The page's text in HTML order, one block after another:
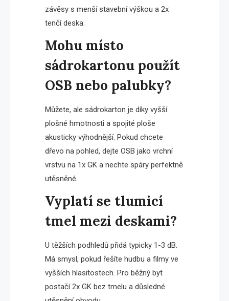
závěsy s menší stavební výškou a 2x
tenčí deska.
Mohu místo
sádrokartonu použít
OSB nebo palubky?
Můžete, ale sádrokarton je díky vyšší
plošné hmotnosti a spojité ploše
akusticky výhodnější. Pokud chcete
dřevo na pohled, dejte OSB jako vrchní
vrstvu na 1x GK a nechte spáry perfektně
utěsněné.
Vyplatí se tlumicí
tmel mezi deskami?
U těžších podhledů přidá typicky 1-3 dB.
Má smysl, pokud řešíte hudbu a filmy ve
vyšších hlasitostech. Pro běžný byt
postačí 2x GK bez tmelu a důsledné